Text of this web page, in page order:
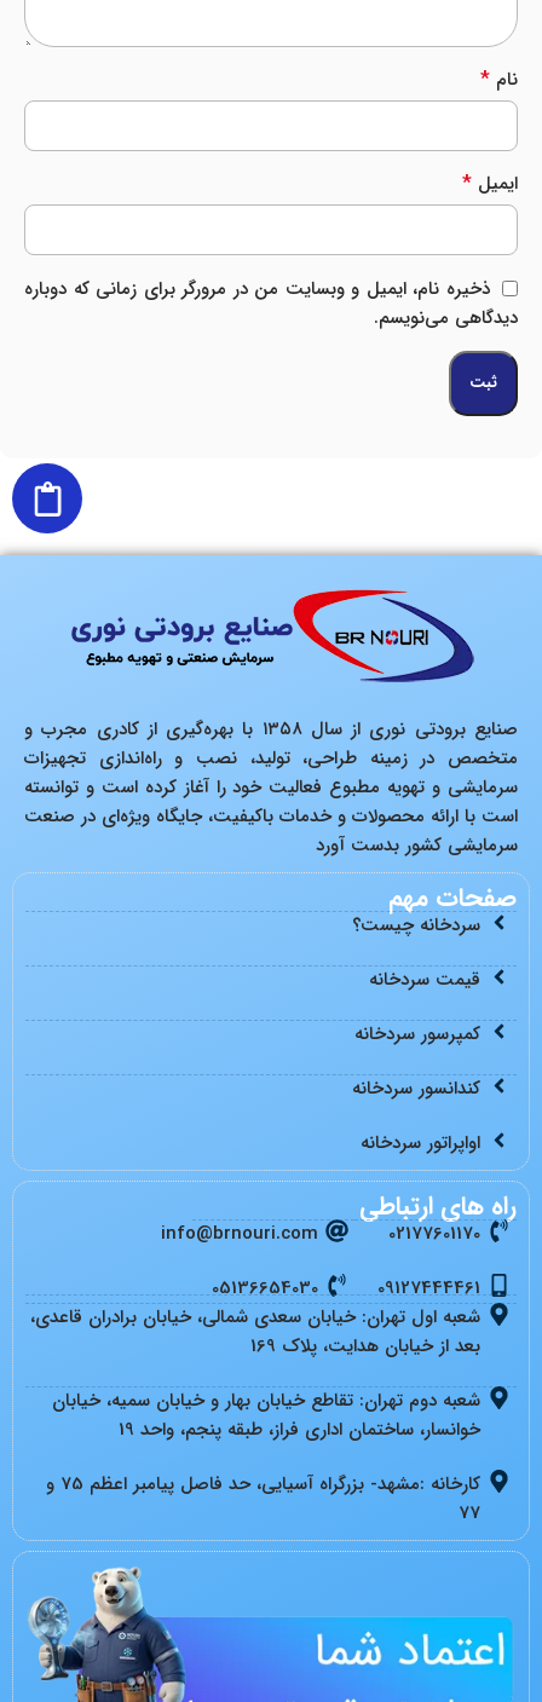
نام *
ایمیل *
ذخیره نام، ایمیل و وبسایت من در مرورگر برای زمانی که دوباره
دیدگاهی می‌نویسم.
صنایع برودتی نوری از سال ۱۳۵۸ با بهره‌گیری از کادری مجرب و
متخصص در زمینه طراحی، تولید، نصب و راه‌اندازی تجهیزات
سرمایشی و تهویه مطبوع فعالیت خود را آغاز کرده است و توانسته
است با ارائه محصولات و خدمات باکیفیت، جایگاه ویژه‌ای در صنعت
سرمایشی کشور بدست آورد
صفحات مهم
سردخانه چیست؟
قیمت سردخانه
کمپرسور سردخانه
کندانسور سردخانه
اواپراتور سردخانه
راه های ارتباطی
02177601170
09127444461
info@brnouri.com
05136654030
شعبه اول تهران: خیابان سعدی شمالی، خیابان برادران قاعدی،
بعد از خیابان هدایت، پلاک 169
شعبه دوم تهران: تقاطع خیابان بهار و خیابان سمیه، خیابان
خوانسار، ساختمان اداری فراز، طبقه پنجم، واحد 19
کارخانه :مشهد- بزرگراه آسیایی، حد فاصل پیامبر اعظم 75 و
77